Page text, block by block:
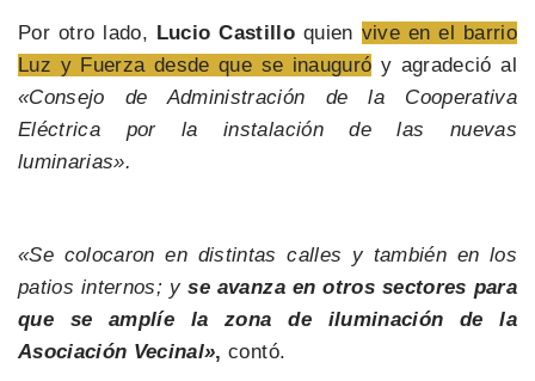
Por otro lado, Lucio Castillo quien vive en el barrio
Luz y Fuerza desde que se inauguró y agradeció al
«Consejo de Administración de la Cooperativa
Eléctrica por la instalación de las nuevas
luminarias».
«Se colocaron en distintas calles y también en los
patios internos; yse avanza en otros sectores para
que se amplíe la zona de iluminación de la
Asociación Vecinal», contó.